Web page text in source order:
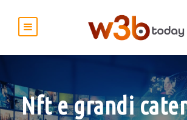
Nft e grandi